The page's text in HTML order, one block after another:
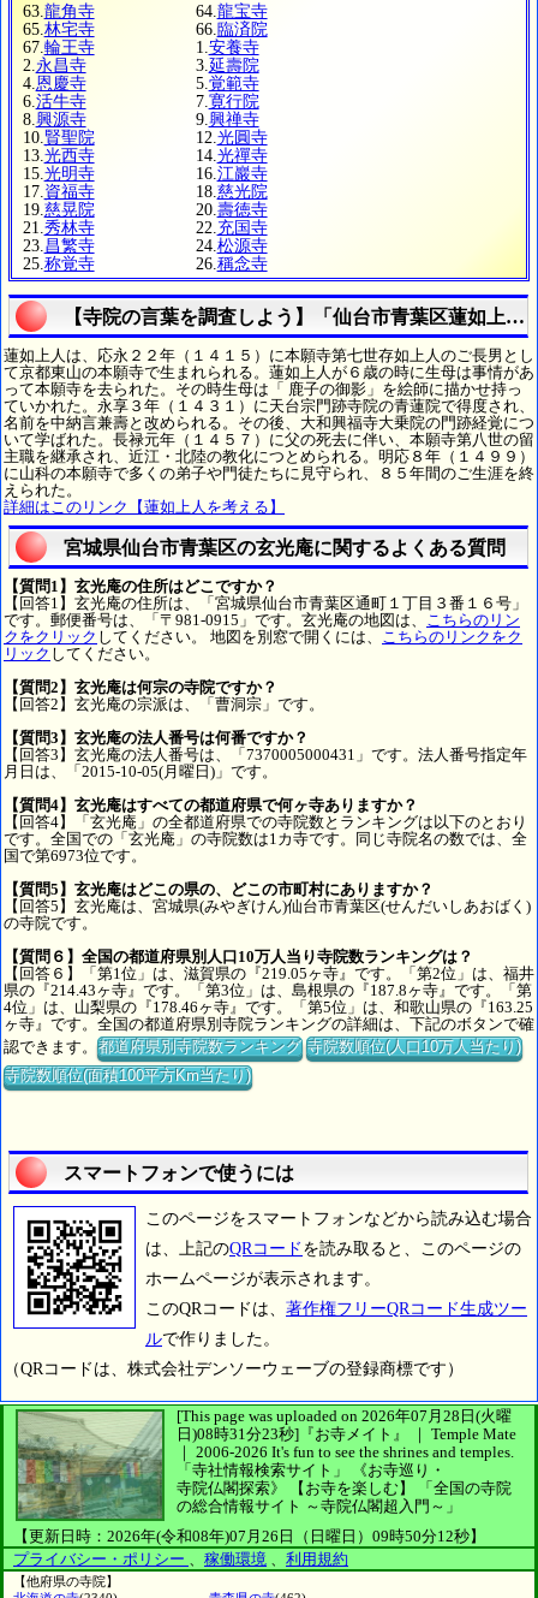
63. 龍角寺 64. 龍宝寺
65. 林宅寺 66. 臨済院
67. 輪王寺 1. 安養寺
2. 永昌寺 3. 延壽院
4. 恩慶寺 5. 覚範寺
6. 活牛寺 7. 寛行院
8. 興源寺 9. 興禅寺
10. 賢聖院 12. 光圓寺
13. 光西寺 14. 光禪寺
15. 光明寺 16. 江巖寺
17. 資福寺 18. 慈光院
19. 慈晃院 20. 壽徳寺
21. 秀林寺 22. 充国寺
23. 昌繁寺 24. 松源寺
25. 称覚寺 26. 稱念寺
【寺院の言葉を調査しよう】「仙台市青葉区蓮如上人
蓮如上人は、応永２２年（１４１５）に本願寺第七世存如上人のご長男とし
て京都東山の本願寺で生まれられる。蓮如上人が６歳の時に生母は事情があ
って本願寺を去られた。その時生母は「 鹿子の御影」を絵師に描かせ持っ
ていかれた。永享３年（１４３１）に天台宗門跡寺院の青蓮院で得度され、
名前を中納言兼壽と改められる。その後、大和興福寺大乗院の門跡経覚につ
いて学ばれた。長禄元年（１４５７）に父の死去に伴い、本願寺第八世の留
主職を継承され、近江・北陸の教化につとめられる。明応８年（１４９９）
に山科の本願寺で多くの弟子や門徒たちに見守られ、８５年間のご生涯を終
えられた。
詳細はこのリンク【蓮如上人を考える】
宮城県仙台市青葉区の玄光庵に関するよくある質問
【質問1】玄光庵の住所はどこですか？
【回答1】玄光庵の住所は、「宮城県仙台市青葉区通町１丁目３番１６号」
です。郵便番号は、「〒981-0915」です。玄光庵の地図は、 こちらのリン
クをクリック してください。 地図を別窓で開くには、 こちらのリンクをク
リック してください。
【質問2】玄光庵は何宗の寺院ですか？
【回答2】玄光庵の宗派は、「曹洞宗」です。
【質問3】玄光庵の法人番号は何番ですか？
【回答3】玄光庵の法人番号は、「7370005000431」です。法人番号指定年
月日は、「2015-10-05(月曜日)」です。
【質問4】玄光庵はすべての都道府県で何ヶ寺ありますか？
【回答4】「玄光庵」の全都道府県での寺院数とランキングは以下のとおり
です。全国での「玄光庵」の寺院数は1カ寺です。同じ寺院名の数では、全
国で第6973位です。
【質問5】玄光庵はどこの県の、どこの市町村にありますか？
【回答5】玄光庵は、宮城県(みやぎけん)仙台市青葉区(せんだいしあおばく)
の寺院です。
【質問６】全国の都道府県別人口10万人当り寺院数ランキングは？
【回答６】「第1位」は、滋賀県の『219.05ヶ寺』です。「第2位」は、福井
県の『214.43ヶ寺』です。「第3位」は、島根県の『187.8ヶ寺』です。「第
4位」は、山梨県の『178.46ヶ寺』です。「第5位」は、和歌山県の『163.25
ヶ寺』です。全国の都道府県別寺院ランキングの詳細は、下記のボタンで確
認できます。都道府県別寺院数ランキング 寺院数順位(人口10万人当たり)
寺院数順位(面積100平方Km当たり)
スマートフォンで使うには
このページをスマートフォンなどから読み込む場合
は、上記のQRコード を読み取ると、このページの
ホームページが表示されます。
このQRコードは、 著作権フリーQRコード生成ツー
ルで作りました。
（QRコードは、株式会社デンソーウェーブの登録商標です）
[This page was uploaded on 2026年07月28日(火曜
日)08時31分23秒] 『お寺メイト』 ｜ Temple Mate
｜ 2006-2026 It's fun to see the shrines and temples.
「寺社情報検索サイト」
《お寺巡り・
寺院仏閣探索》
【お寺を楽しむ】
「全国の寺院
の総合情報サイト ～寺院仏閣超入門～」
【更新日時：2026年(令和08年)07月26日（日曜日）09時50分12秒】
プライバシー・ポリシー 、 稼働環境 、 利用規約
【他府県の寺院】